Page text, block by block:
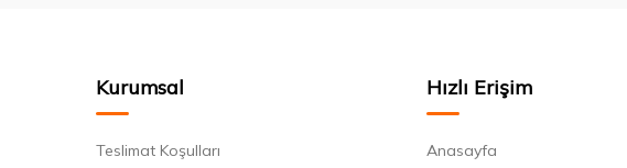
Kurumsal
Teslimat Koşulları
Hızlı Erişim
Anasayfa